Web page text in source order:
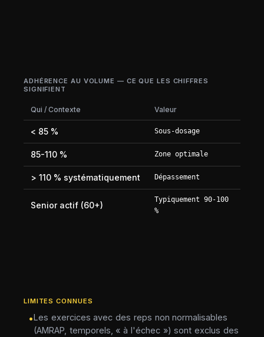
ADHÉRENCE AU VOLUME — CE QUE LES CHIFFRES
SIGNIFIENT
Qui / Contexte Valeur
< 85 % Sous-dosage
85-110 % Zone optimale
> 110 % systématiquement Dépassement
Senior actif (60+)
Typiquement 90-100
%
LIMITES CONNUES
•Les exercices avec des reps non normalisables
(AMRAP, temporels, « à l'échec ») sont exclus des